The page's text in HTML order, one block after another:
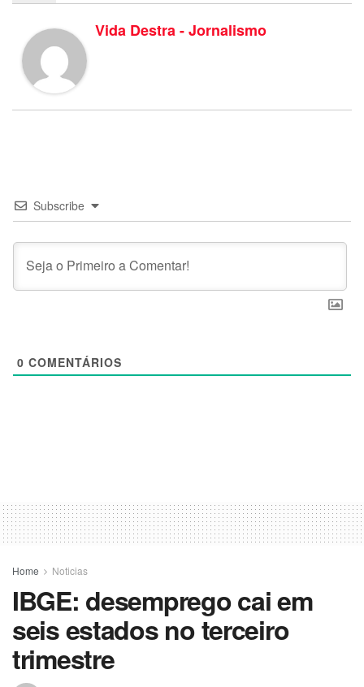
Vida Destra - Jornalismo
Subscribe
0 COMENTÁRIOS
Home Noticias
IBGE: desemprego cai em
seis estados no terceiro
trimestre